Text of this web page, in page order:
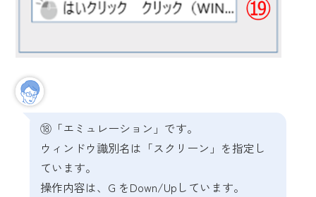
⑱「エミュレーション」です。
ウィンドウ識別名は「スクリーン」を指定し
ています。
操作内容は、G をDown/Upしています。